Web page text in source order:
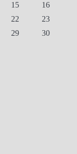
15
16
22
23
29
30